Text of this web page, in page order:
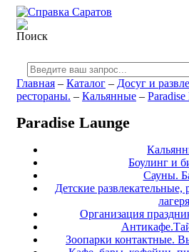
Главная – Каталог – Досуг и
рестораны. – Кальянные –
Paradise Launge
Боулинг и
Сауны.
Детские
лагеря
Организация
Зоопарки контактные.